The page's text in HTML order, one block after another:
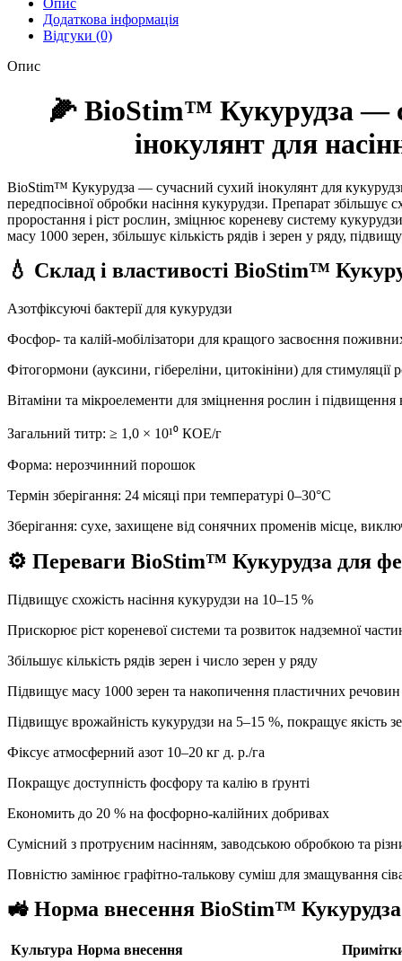
Опис
Додаткова інформація
Відгуки (0)
Опис
🌽 BioStim™ Кукурудза —
інокулянт для
BioStim™ Кукурудза — сучасний сухий інокулянт для
передпосівної обробки насіння кукурудзи. Препарат збільшує
проростання і ріст рослин, зміцнює кореневу систему
масу 1000 зерен, збільшує кількість рядів і зерен у ряду,
💧 Склад і властивості BioStim™
Азотфіксуючі бактерії для кукурудзи
Фосфор- та калій-мобілізатори для кращого засвоєння
Фітогормони (ауксини, гібереліни, цитокініни) для стимуляції
Вітаміни та мікроелементи для зміцнення рослин і підвищення
Загальний титр: ≥ 1,0 × 10¹⁰ КОЕ/г
Форма: нерозчинний порошок
Термін зберігання: 24 місяці при температурі 0–30°C
Зберігання: сухе, захищене від сонячних променів місце,
⚙️ Переваги BioStim™ Кукурудза для
Підвищує схожість насіння кукурудзи на 10–15 %
Прискорює ріст кореневої системи та розвиток надземної
Збільшує кількість рядів зерен і число зерен у ряду
Підвищує масу 1000 зерен та накопичення пластичних речовин
Підвищує врожайність кукурудзи на 5–15 %, покращує якість
Фіксує атмосферний азот 10–20 кг д. р./га
Покращує доступність фосфору та калію в ґрунті
Економить до 20 % на фосфорно-калійних добривах
Сумісний з протруєним насінням, заводською обробкою та
Повністю замінює графітно-талькову суміш для змащування
🚜 Норма внесення BioStim™
Культура Норма внесення